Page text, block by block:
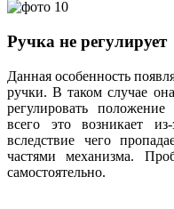
Ручка не регулирует
Данная особенность
ручки. В таком случае
регулировать положение
всего это возникает
вследствие чего
частями механизма.
самостоятельно.